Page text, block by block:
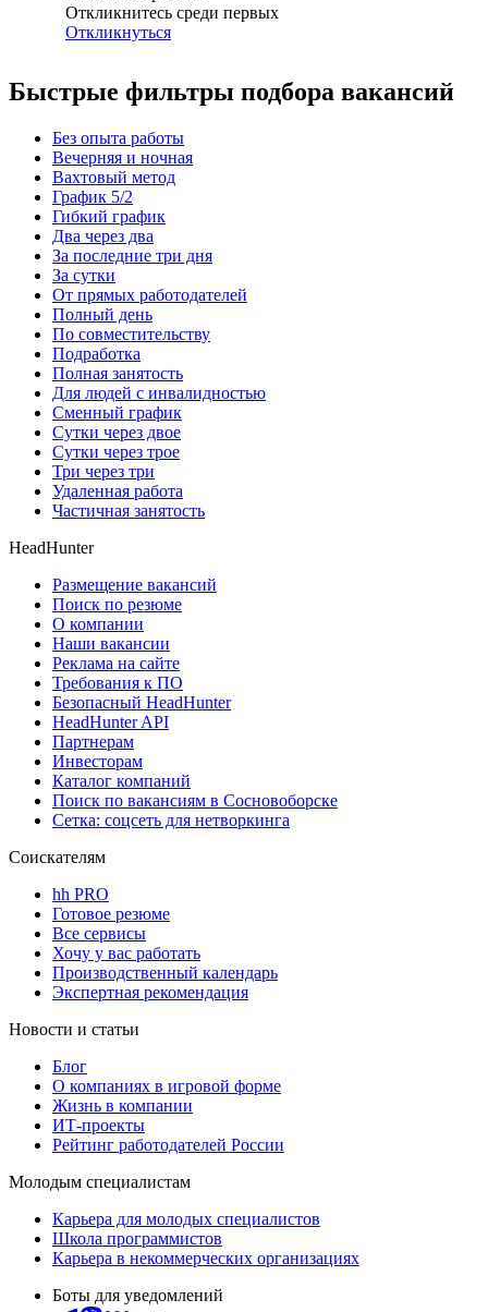
Откликнитесь среди первых
Откликнуться
Быстрые фильтры подбора вакансий
Без опыта работы
Вечерняя и ночная
Вахтовый метод
График 5/2
Гибкий график
Два через два
За последние три дня
За сутки
От прямых работодателей
Полный день
По совместительству
Подработка
Полная занятость
Для людей с инвалидностью
Сменный график
Сутки через двое
Сутки через трое
Три через три
Удаленная работа
Частичная занятость
HeadHunter
Размещение вакансий
Поиск по резюме
О компании
Наши вакансии
Реклама на сайте
Требования к ПО
Безопасный HeadHunter
HeadHunter API
Партнерам
Инвесторам
Каталог компаний
Поиск по вакансиям в Сосновоборске
Сетка: соцсеть для нетворкинга
Соискателям
hh PRO
Готовое резюме
Все сервисы
Хочу у вас работать
Производственный календарь
Экспертная рекомендация
Новости и статьи
Блог
О компаниях в игровой форме
Жизнь в компании
ИТ-проекты
Рейтинг работодателей России
Молодым специалистам
Карьера для молодых специалистов
Школа программистов
Карьера в некоммерческих организациях
Боты для уведомлений